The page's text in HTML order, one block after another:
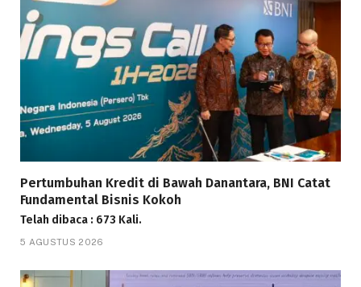
Pertumbuhan Kredit di Bawah Danantara, BNI Catat
Fundamental Bisnis Kokoh
Telah dibaca : 673 Kali.
5 AGUSTUS 2026